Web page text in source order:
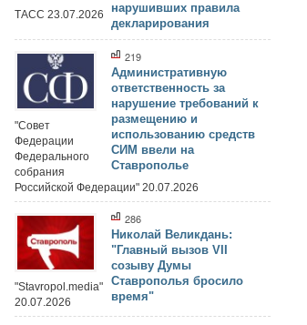
нарушивших правила
декларирования
ТАСС 23.07.2026
219
Административную
ответственность за
нарушение требований к
размещению и
использованию средств
СИМ ввели на
Ставрополье
"Совет
Федерации
Федерального
собрания
Российской Федерации" 20.07.2026
286
Николай Великдань:
"Главный вызов VII
созыву Думы
Ставрополья бросило
время"
"Stavropol.media"
20.07.2026